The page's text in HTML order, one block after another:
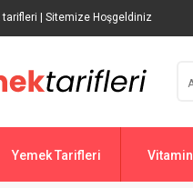
| Sitemize Hoşgeldiniz
Yemek Tarifleri